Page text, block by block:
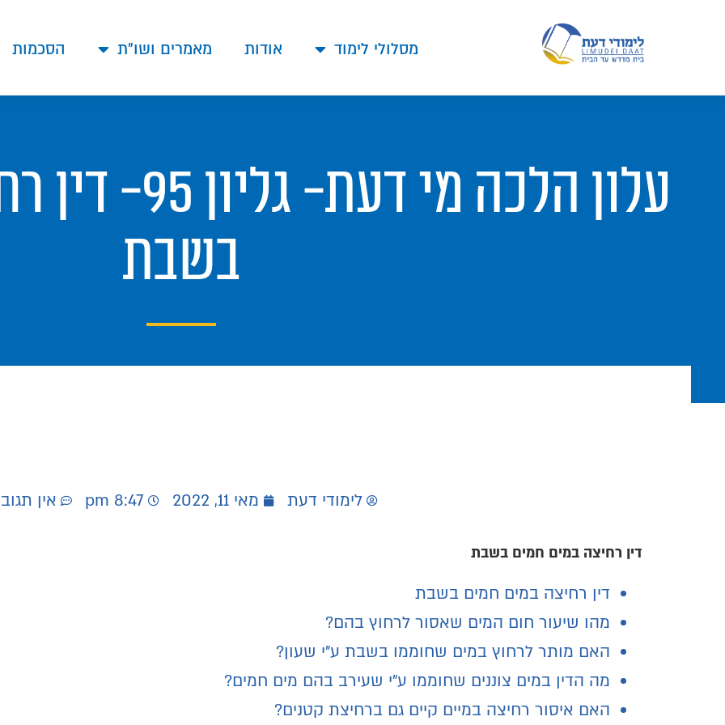
מסלולי לימוד אודות מאמרים ושו"ת הסכמות
עלון הלכה מי
בשבת
לימודי דעת מאי 11, 2022 8:47 pm אין
דין רחיצה במים חמים בשבת
דין רחיצה במים חמים בשבת
מהו שיעור חום המים שאסור לרחוץ בהם?
האם מותר לרחוץ במים שחוממו בשבת ע"י שעון?
מה הדין במים צוננים שחוממו ע"י שעירב בהם מים חמים?
האם איסור רחיצה במיים קיים גם ברחיצת קטנים?